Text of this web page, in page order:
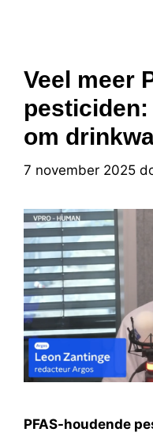
Veel meer
om
7 november 2025
PFAS-houdende